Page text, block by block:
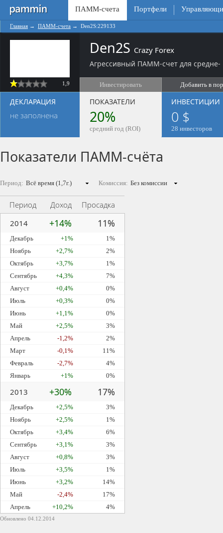
ПАММ-счета Портфели
Главная → ПАММ-счета → Den2S:229133
1,9
Den2S Crazy Forex
Агрессивный ПАММ-счет для средне-
Инвестировать Добавить в
ДЕКЛАРАЦИЯ
не заполнена
ПОКАЗАТЕЛИ
20%
средний год (ROI)
ИНВЕСТИЦИИ
0 $
28 инвесторов
Показатели ПАММ-счёта
Период: Комиссия:
Обновлено 04.12.2014
Период Доход
Просадка
2014
+14% 11%
Декабрь +1%
1%
Ноябрь
+2,7%
2%
Октябрь
+3,7%
1%
Сентябрь
+4,3%
7%
Август
+0,4%
0%
Июль
+0,3%
0%
Июнь
+1,1%
0%
Май
+2,5%
3%
Апрель
-1,2%
2%
Март
-0,1%
11%
Февраль
-2,7%
4%
Январь
+1% 0%
2013 +30% 17%
Декабрь +2,5%
3%
Ноябрь
+2,5%
1%
Октябрь
+3,4%
6%
Сентябрь
+3,1%
3%
Август
+0,8%
3%
Июль
+3,5%
1%
Июнь
+3,2%
14%
Май
-2,4%
17%
Апрель
+10,2% 4%